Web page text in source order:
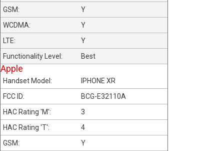
Y
Y
Y
Best
Apple
IPHONE XR
BCG-E32110A
3
4
Y